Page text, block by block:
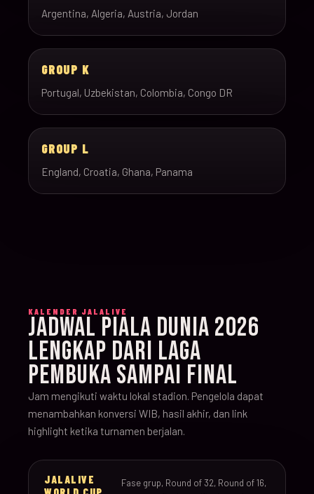
Argentina, Algeria, Austria, Jordan
GROUP K
Portugal, Uzbekistan, Colombia, Congo DR
GROUP L
England, Croatia, Ghana, Panama
KALENDER JALALIVE
JADWAL PIALA DUNIA 2026
LENGKAP DARI LAGA
PEMBUKA SAMPAI FINAL
Jam mengikuti waktu lokal stadion. Pengelola dapat
menambahkan konversi WIB, hasil akhir, dan link
highlight ketika turnamen berjalan.
JALALIVE
Fase grup, Round of 32, Round of 16,